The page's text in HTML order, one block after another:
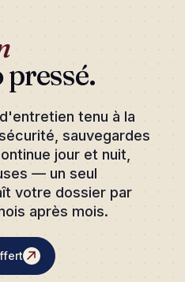
tenu à la
sauvegardes
jour et nuit,
— un seul
votre dossier par
après mois.